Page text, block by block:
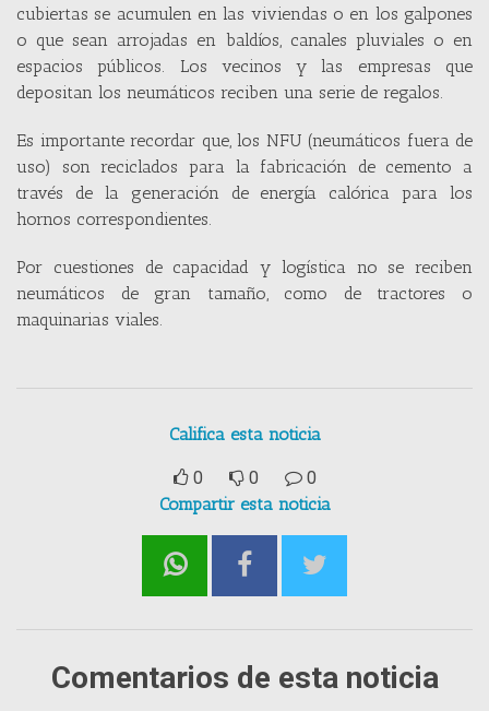
cubiertas se acumulen en las viviendas o en los galpones
o que sean arrojadas en baldíos, canales pluviales o en
espacios públicos. Los vecinos y las empresas que
depositan los neumáticos reciben una serie de regalos.
Es importante recordar que, los NFU (neumáticos fuera de
uso) son reciclados para la fabricación de cemento a
través de la generación de energía calórica para los
hornos correspondientes.
Por cuestiones de capacidad y logística no se reciben
neumáticos de gran tamaño, como de tractores o
maquinarias viales.
Califica esta noticia
0 0
0
Compartir esta noticia
Comentarios de esta noticia